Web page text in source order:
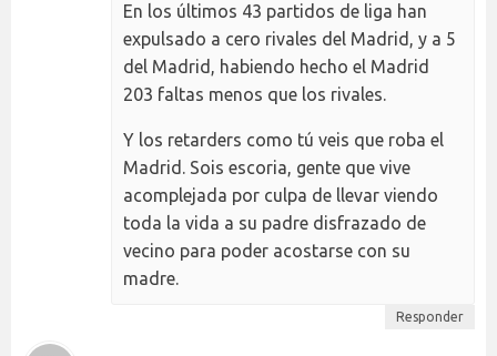
En los últimos 43 partidos de liga han
expulsado a cero rivales del Madrid, y a 5
del Madrid, habiendo hecho el Madrid
203 faltas menos que los rivales.
Y los retarders como tú veis que roba el
Madrid. Sois escoria, gente que vive
acomplejada por culpa de llevar viendo
toda la vida a su padre disfrazado de
vecino para poder acostarse con su
madre.
Responder